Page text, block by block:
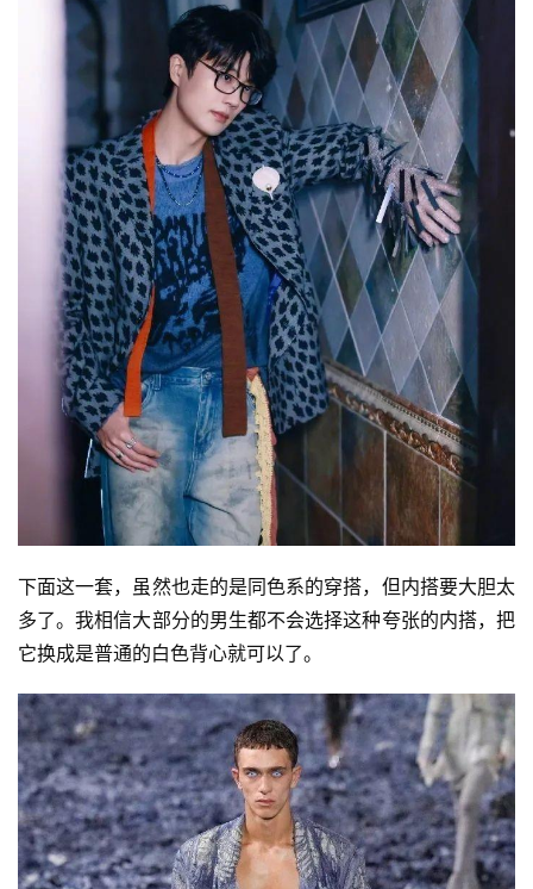
下面这一套，虽然也走的是同色系的穿搭，但内搭要大胆太
多了。我相信大部分的男生都不会选择这种夸张的内搭，把
它换成是普通的白色背心就可以了。